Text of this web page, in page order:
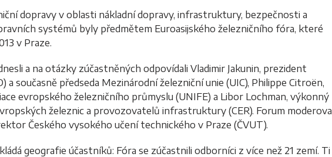
dopravy v oblasti nákladní dopravy, infrastruktury, bezpečnosti a
systémů byly předmětem Euroasijského železničního fóra, které
v Praze.
a na otázky zúčastněných odpovídali Vladimir Jakunin, prezident
a současně předseda Mezinárodní železniční unie (UIC), Philippe Citroën,
evropského železničního průmyslu (UNIFE) a Libor Lochman, výkonný
železnic a provozovatelů infrastruktury (CER). Forum moderoval
Českého vysokého učení technického v Praze (ČVUT).
geografie účastníků: Fóra se zúčastnili odborníci z více než 21 zemí. Ti